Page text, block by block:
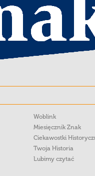
Woblink
Miesięcznik Znak
Ciekawostki
Twoja Historia
Lubimy czytać